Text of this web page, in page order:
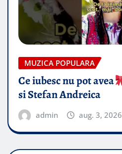
MUZICA POPULARA
Ce iubesc nu pot avea
si Stefan Andreica
admin aug. 3, 2026